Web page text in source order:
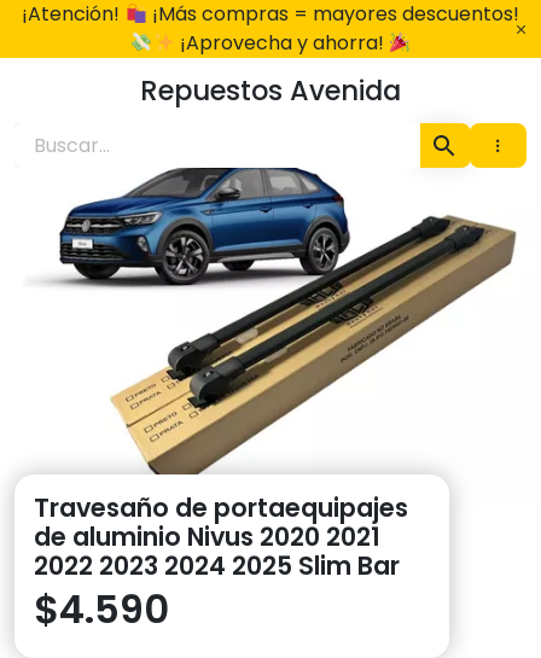
¡Atención!
¡Más compras = mayores descuentos!
¡Aprovecha y ahorra!
Repuestos Avenida
Travesaño de portaequipajes
de aluminio Nivus 2020 2021
2022 2023 2024 2025 Slim Bar
$4.590